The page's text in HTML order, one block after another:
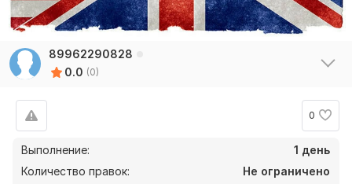
89962290828
0.0 (0)
0
Выполнение:
1 день
Количество правок:
Не ограничено